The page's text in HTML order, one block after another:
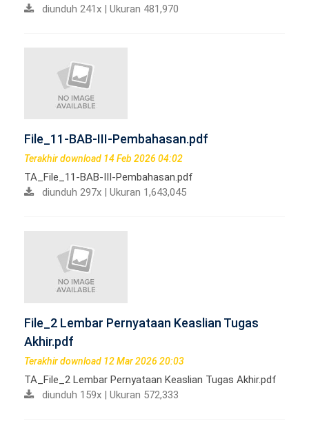
diunduh 241x | Ukuran 481,970
File_11-BAB-III-Pembahasan.pdf
Terakhir download 14 Feb 2026 04:02
TA_File_11-BAB-III-Pembahasan.pdf
diunduh 297x | Ukuran 1,643,045
File_2 Lembar Pernyataan Keaslian Tugas
Akhir.pdf
Terakhir download 12 Mar 2026 20:03
TA_File_2 Lembar Pernyataan Keaslian Tugas Akhir.pdf
diunduh 159x | Ukuran 572,333